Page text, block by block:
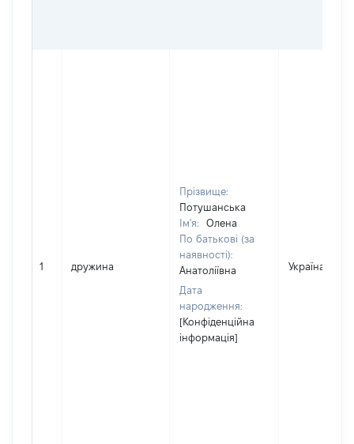
1 дружина
Прізвище:
Потушанська
Ім'я:
Олена
По батькові (за
наявності):
Анатоліївна
Дата
народження:
[Конфіденційна
інформація]
Україна